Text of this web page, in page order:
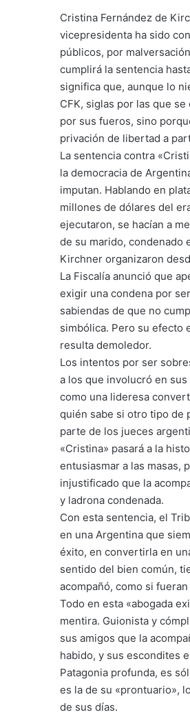
Cristina Fernández de
vicepresidenta ha sido
públicos, por
cumplirá la sentencia
significa que, aunque lo
CFK, siglas por las que
por sus fueros, sino
privación de libertad a
La sentencia contra
la democracia de
imputan. Hablando en
millones de dólares del
ejecutaron, se hacían a
de su marido, condenado
Kirchner organizaron
La Fiscalía anunció que
exigir una condena por
sabiendas de que no
simbólica. Pero su efecto
resulta demoledor.
Los intentos por ser
a los que involucró en
como una lideresa
quién sabe si otro tipo de
parte de los jueces
«Cristina» pasará a la
entusiasmar a las masas,
injustificado que la
y ladrona condenada.
Con esta sentencia, el
en una Argentina que
éxito, en convertirla en
sentido del bien común,
acompañó, como si
Todo en esta «abogada
mentira. Guionista y
sus amigos que la
habido, y sus escondites
Patagonia profunda, es
es la de su «prontuario»,
de sus días.